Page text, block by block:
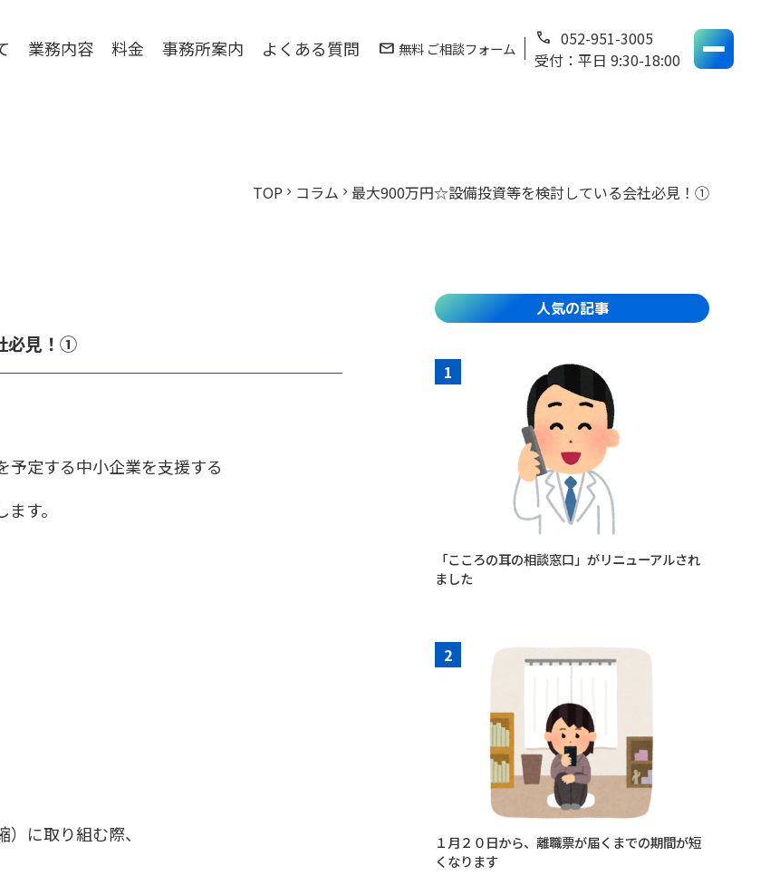
業務内容 料金 事務所案内 よくある質問 mail 無料 ご相談フォーム
phone 052-951-3005
受付：平日 9:30-18:00
TOP chevron_right コラム chevron_right 最大900万円☆設備投資等を検討している会社必見！①
必見！①
予定する中小企業を支援する
す。
に取り組む際、
人気の記事
1
「こころの耳の相談窓口」がリニューアルされ
ました
2
１月２０日から、離職票が届くまでの期間が短
くなります